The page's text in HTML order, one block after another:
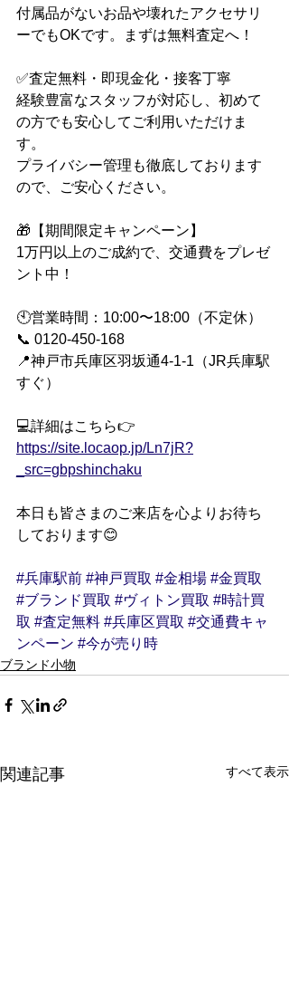
付属品がないお品や壊れたアクセサリ
ーでもOKです。まずは無料査定へ！
✅査定無料・即現金化・接客丁寧
経験豊富なスタッフが対応し、初めて
の方でも安心してご利用いただけま
す。
プライバシー管理も徹底しております
ので、ご安心ください。
🎁【期間限定キャンペーン】
1万円以上のご成約で、交通費をプレゼ
ント中！
🕙営業時間：10:00〜18:00（不定休）
📞 0120-450-168
📍神戸市兵庫区羽坂通4-1-1（JR兵庫駅
すぐ）
💻詳細はこちら👉
https://site.locaop.jp/Ln7jR?
_src=gbpshinchaku
本日も皆さまのご来店を心よりお待ち
しております😊
#兵庫駅前 #神戸買取 #金相場 #金買取
#ブランド買取 #ヴィトン買取 #時計買
取 #査定無料 #兵庫区買取 #交通費キャ
ンペーン #今が売り時
ブランド小物
関連記事 すべて表示